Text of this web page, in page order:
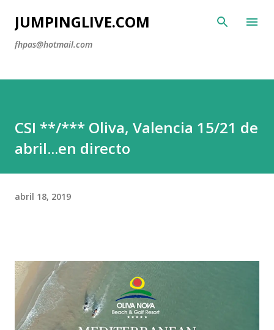
Ir al contenido principal
JUMPINGLIVE.COM
fhpas@hotmail.com
CSI **/*** Oliva, Valencia 15/21 de
abril...en directo
abril 18, 2019